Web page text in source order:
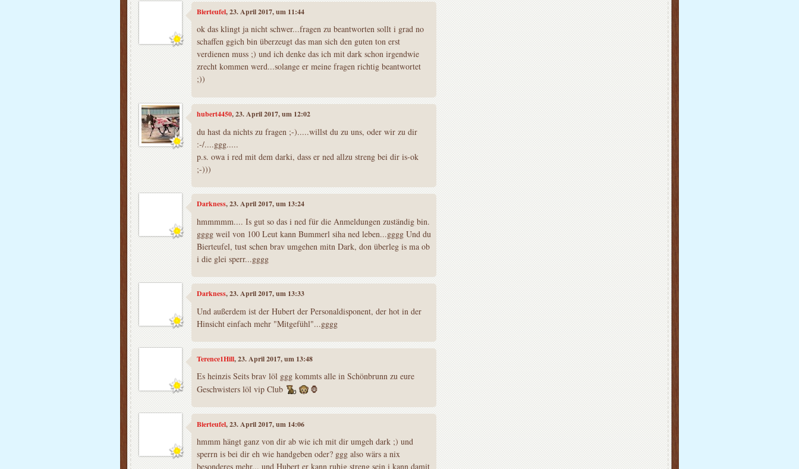
Bierteufel, 23. April 2017, um 11:44
ok das klingt ja nicht schwer...fragen zu beantworten sollt i grad no
schaffen ggich bin überzeugt das man sich den guten ton erst
verdienen muss ;) und ich denke das ich mit dark schon irgendwie
zrecht kommen werd...solange er meine fragen richtig beantwortet
;))
hubert4450, 23. April 2017, um 12:02
du hast da nichts zu fragen ;-).....willst du zu uns, oder wir zu dir
:-/....ggg.....
p.s. owa i red mit dem darki, dass er ned allzu streng bei dir is-ok
;-)))
Darkness, 23. April 2017, um 13:24
hmmmmm.... Is gut so das i ned für die Anmeldungen zuständig bin.
gggg weil von 100 Leut kann Bummerl siha ned leben...gggg Und du
Bierteufel, tust schen brav umgehen mitn Dark, don überleg is ma ob
i die glei sperr...gggg
Darkness, 23. April 2017, um 13:33
Und außerdem ist der Hubert der Personaldisponent, der hot in der
Hinsicht einfach mehr "Mitgefühl"...gggg
Terence1Hill, 23. April 2017, um 13:48
Es heinzis Seits brav löl ggg kommts alle in Schönbrunn zu eure
Geschwisters löl vip Club
🦍
Bierteufel, 23. April 2017, um 14:06
hmmm hängt ganz von dir ab wie ich mit dir umgeh dark ;) und
sperrn is bei dir eh wie handgeben oder? ggg also wärs a nix
besonderes mehr... und Hubert er kann ruhig streng sein i kann damit